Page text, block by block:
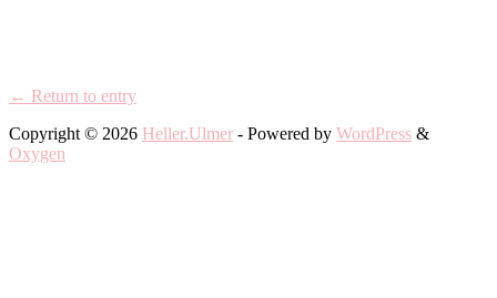
← Return to entry
Copyright © 2026 Heller.Ulmer - Powered by WordPress &
Oxygen